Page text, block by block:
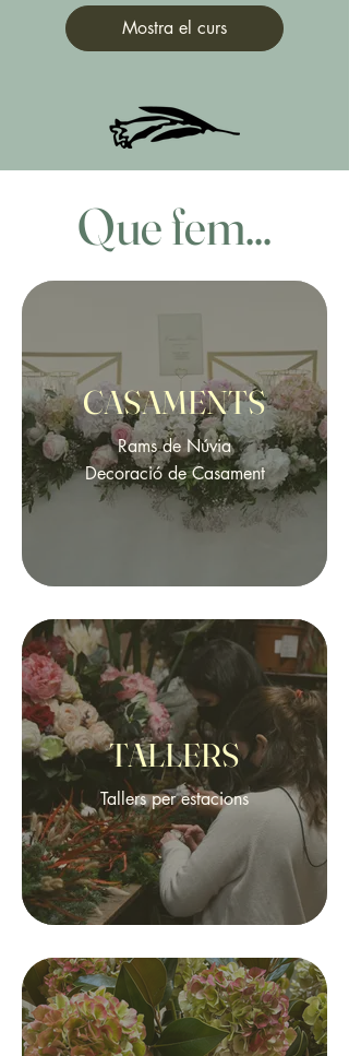
Mostra el curs
Que fem...
CASAMENTS
Rams de Núvia
Decoració de Casament
TALLERS
Tallers per estacions